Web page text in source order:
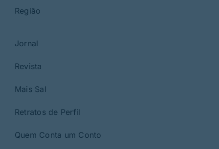
Região
Jornal
Revista
Mais Sal
Retratos de Perfil
Quem Conta um Conto